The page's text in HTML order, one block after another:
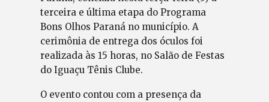
terceira e última etapa do Programa
Bons Olhos Paraná no município. A
cerimônia de entrega dos óculos foi
realizada às 15 horas, no Salão de Festas
do Iguaçu Tênis Clube.
O evento contou com a presença da